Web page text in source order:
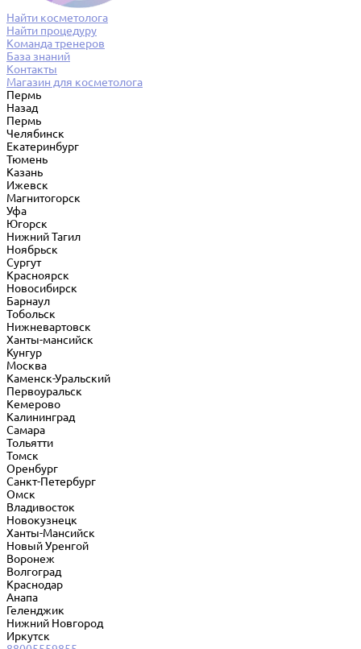
Найти косметолога
Найти процедуру
Команда тренеров
База знаний
Контакты
Магазин для косметолога
Пермь
Назад
Пермь
Челябинск
Екатеринбург
Тюмень
Казань
Ижевск
Магнитогорск
Уфа
Югорск
Нижний Тагил
Ноябрьск
Сургут
Красноярск
Новосибирск
Барнаул
Тобольск
Нижневартовск
Ханты-мансийск
Кунгур
Москва
Каменск-Уральский
Первоуральск
Кемерово
Калининград
Самара
Тольятти
Томск
Оренбург
Санкт-Петербург
Омск
Владивосток
Новокузнецк
Ханты-Мансийск
Новый Уренгой
Воронеж
Волгоград
Краснодар
Анапа
Геленджик
Нижний Новгород
Иркутск